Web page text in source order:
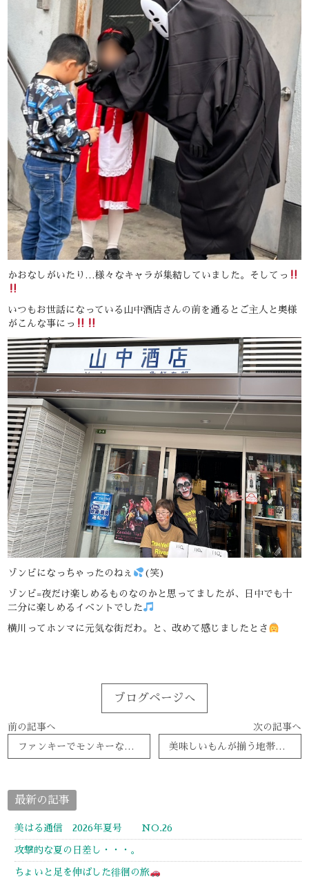
かおなしがいたり…様々なキャラが集結していました。そしてっ
いつもお世話になっている山中酒店さんの前を通るとご主人と奥様
がこんな事にっ
ゾンビになっちゃったのねぇ (笑)
ゾンビ=夜だけ楽しめるものなのかと思ってましたが、日中でも十
二分に楽しめるイベントでした
横川ってホンマに元気な街だわ。と、改めて感じましたとさ
ブログページへ
前の記事へ
ファンキーでモンキーな夜
次の記事へ
美味しいもんが揃う地帯
最新の記事
美はる通信 2026年夏号 NO.26
攻撃的な夏の日差し・・・。
ちょいと足を伸ばした徘徊の旅